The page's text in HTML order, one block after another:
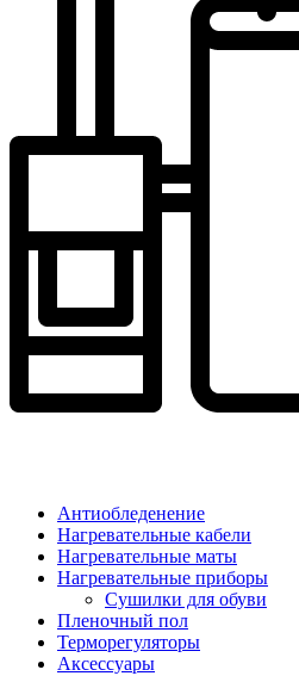
Антиобледенение
Нагревательные кабели
Нагревательные маты
Нагревательные приборы
Сушилки для обуви
Пленочный пол
Терморегуляторы
Аксессуары